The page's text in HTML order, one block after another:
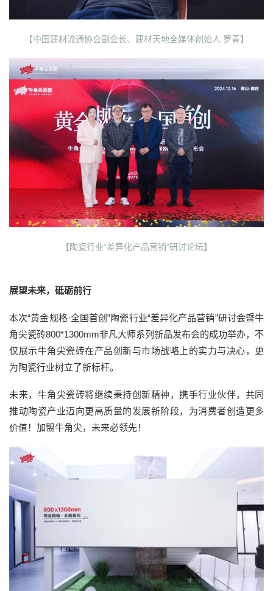
【中国建材流通协会副会长、建材天地全媒体创始人 罗青】
【陶瓷行业“差异化产品营销”研讨论坛】
展望未来，砥砺前行
本次“黄金规格·全国首创”陶瓷行业“差异化产品营销”研讨会暨牛
角尖瓷砖800*1300mm非凡大师系列新品发布会的成功举办，不
仅展示牛角尖瓷砖在产品创新与市场战略上的实力与决心，更
为陶瓷行业树立了新标杆。
未来，牛角尖瓷砖将继续秉持创新精神，携手行业伙伴，共同
推动陶瓷产业迈向更高质量的发展新阶段，为消费者创造更多
价值！加盟牛角尖，未来必领先！